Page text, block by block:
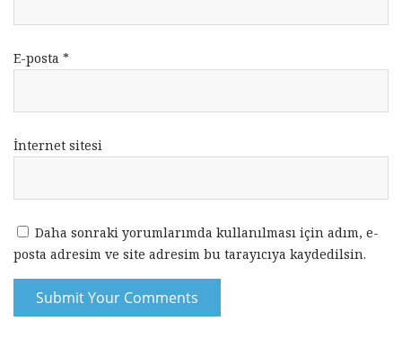
E-posta *
İnternet sitesi
Daha sonraki yorumlarımda kullanılması için adım, e-
posta adresim ve site adresim bu tarayıcıya kaydedilsin.